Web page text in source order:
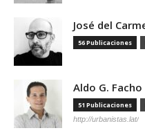
José del
56 Publicaciones
Aldo G. Facho
51 Publicaciones
http://urbanistas.lat/